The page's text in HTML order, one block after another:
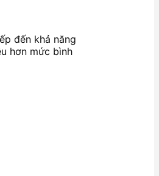
đến khả năng
hơn mức bình